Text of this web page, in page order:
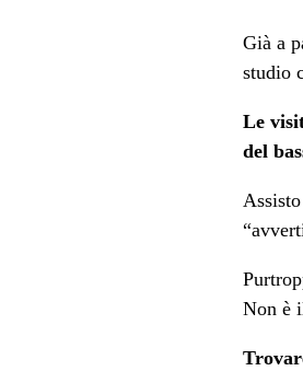
Già a
studio
Le
del
Non è